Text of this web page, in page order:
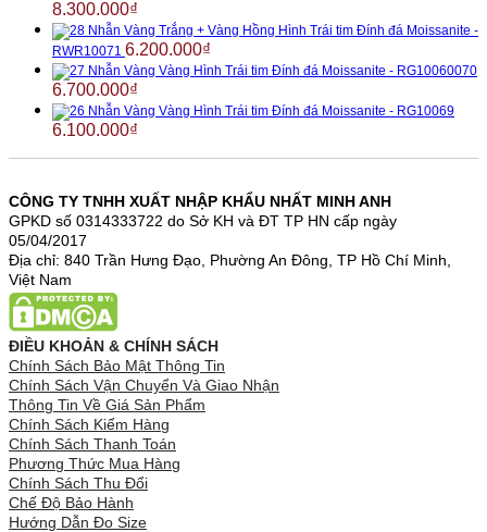
8.300.000₫
Nhẫn Vàng Trắng + Vàng Hồng Hình Trái tim Đính đá Moissanite -
RWR10071 6.200.000₫
Nhẫn Vàng Vàng Hình Trái tim Đính đá Moissanite - RG10060070
6.700.000₫
Nhẫn Vàng Vàng Hình Trái tim Đính đá Moissanite - RG10069
6.100.000₫
CÔNG TY TNHH XUẤT NHẬP KHẨU NHẤT MINH ANH
GPKD số 0314333722 do Sở KH và ĐT TP HN cấp ngày
05/04/2017
Địa chỉ: 840 Trần Hưng Đạo, Phường An Đông, TP Hồ Chí Minh,
Việt Nam
ĐIỀU KHOẢN & CHÍNH SÁCH
Chính Sách Bảo Mật Thông Tin
Chính Sách Vận Chuyển Và Giao Nhận
Thông Tin Về Giá Sản Phẩm
Chính Sách Kiểm Hàng
Chính Sách Thanh Toán
Phương Thức Mua Hàng
Chính Sách Thu Đổi
Chế Độ Bảo Hành
Hướng Dẫn Đo Size